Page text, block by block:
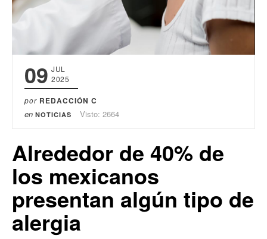
09 JUL
2025
por REDACCIÓN C
en NOTICIAS Visto: 2664
Alrededor de 40% de
los mexicanos
presentan algún tipo de
alergia